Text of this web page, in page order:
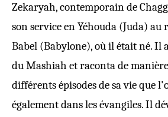
Zekaryah, contemporain de
son service en Yéhouda (Juda) au
Babel (Babylone), où il était né. Il
du Mashiah et raconta de
différents épisodes de sa vie que
également dans les évangiles. Il